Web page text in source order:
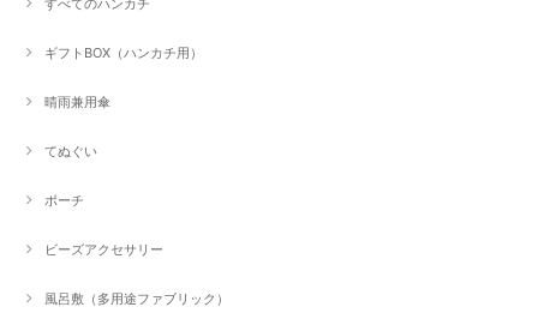
ギフトBOX（ハンカチ用）
晴雨兼用傘
てぬぐい
ポーチ
ビーズアクセサリー
風呂敷（多用途ファブリック）